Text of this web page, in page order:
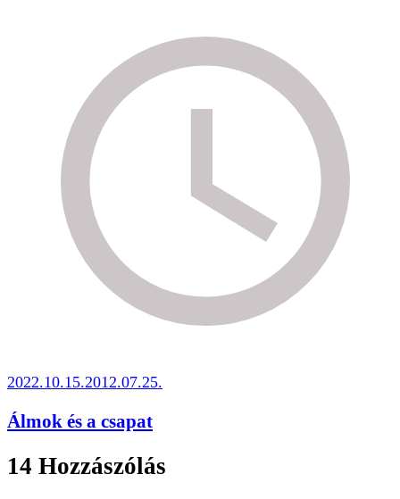
2022.10.15.2012.07.25.
Álmok és a csapat
14 Hozzászólás